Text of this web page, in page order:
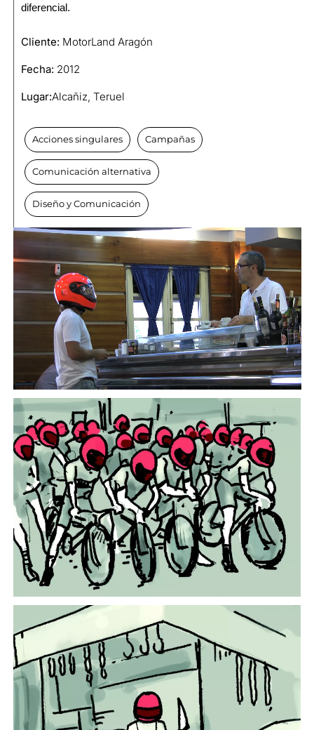
diferencial.
Cliente: MotorLand Aragón
Fecha: 2012
Lugar:Alcañiz, Teruel
Acciones singulares Campañas
Comunicación alternativa
Diseño y Comunicación